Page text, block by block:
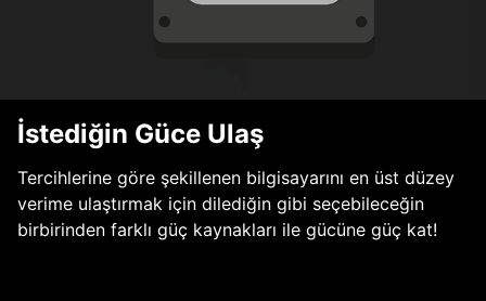
İstediğin Güce Ulaş
Tercihlerine göre şekillenen bilgisayarını en üst düzey
verime ulaştırmak için dilediğin gibi seçebileceğin
birbirinden farklı güç kaynakları ile gücüne güç kat!